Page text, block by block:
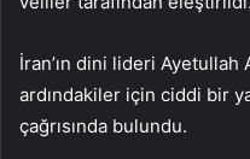
İran’ın dini lideri
ardındakiler için ciddi bir
çağrısında bulundu.